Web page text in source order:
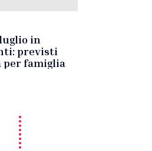
in
previsti
per famiglia